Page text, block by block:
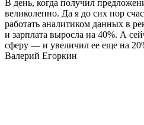
В день, когда получил
великолепно. Да я до сих пор
работать аналитиком данных в
и зарплата выросла на 40%. А
сферу — и увеличил ее еще на
Валерий Егоркин